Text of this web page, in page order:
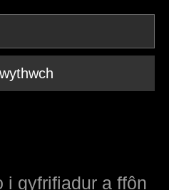
i gyfrifiadur a ffôn